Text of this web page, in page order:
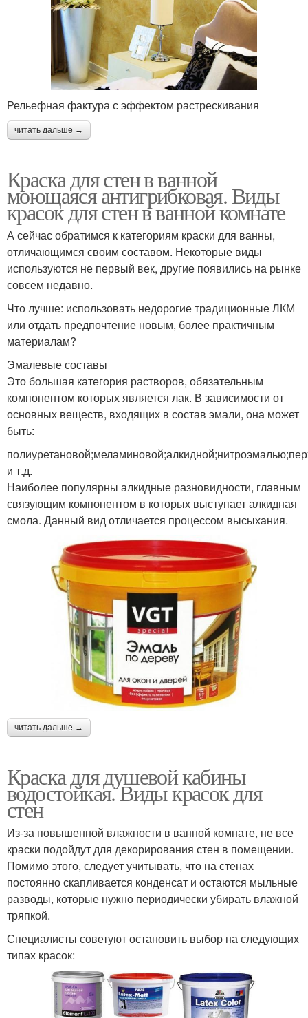
Рельефная фактура с эффектом растрескивания
читать дальше →
Краска для стен в ванной
моющаяся антигрибковая. Виды
красок для стен в ванной комнате
А сейчас обратимся к категориям краски для ванны,
отличающимся своим составом. Некоторые виды
используются не первый век, другие появились на рынке
совсем недавно.
Что лучше: использовать недорогие традиционные ЛКМ
или отдать предпочтение новым, более практичным
материалам?
Эмалевые составы
Это большая категория растворов, обязательным
компонентом которых является лак. В зависимости от
основных веществ, входящих в состав эмали, она может
быть:
и т.д.
Наиболее популярны алкидные разновидности, главным
связующим компонентом в которых выступает алкидная
смола. Данный вид отличается процессом высыхания.
читать дальше →
Краска для душевой кабины
водостойкая. Виды красок для
стен
Из-за повышенной влажности в ванной комнате, не все
краски подойдут для декорирования стен в помещении.
Помимо этого, следует учитывать, что на стенах
постоянно скапливается конденсат и остаются мыльные
разводы, которые нужно периодически убирать влажной
тряпкой.
Специалисты советуют остановить выбор на следующих
типах красок: